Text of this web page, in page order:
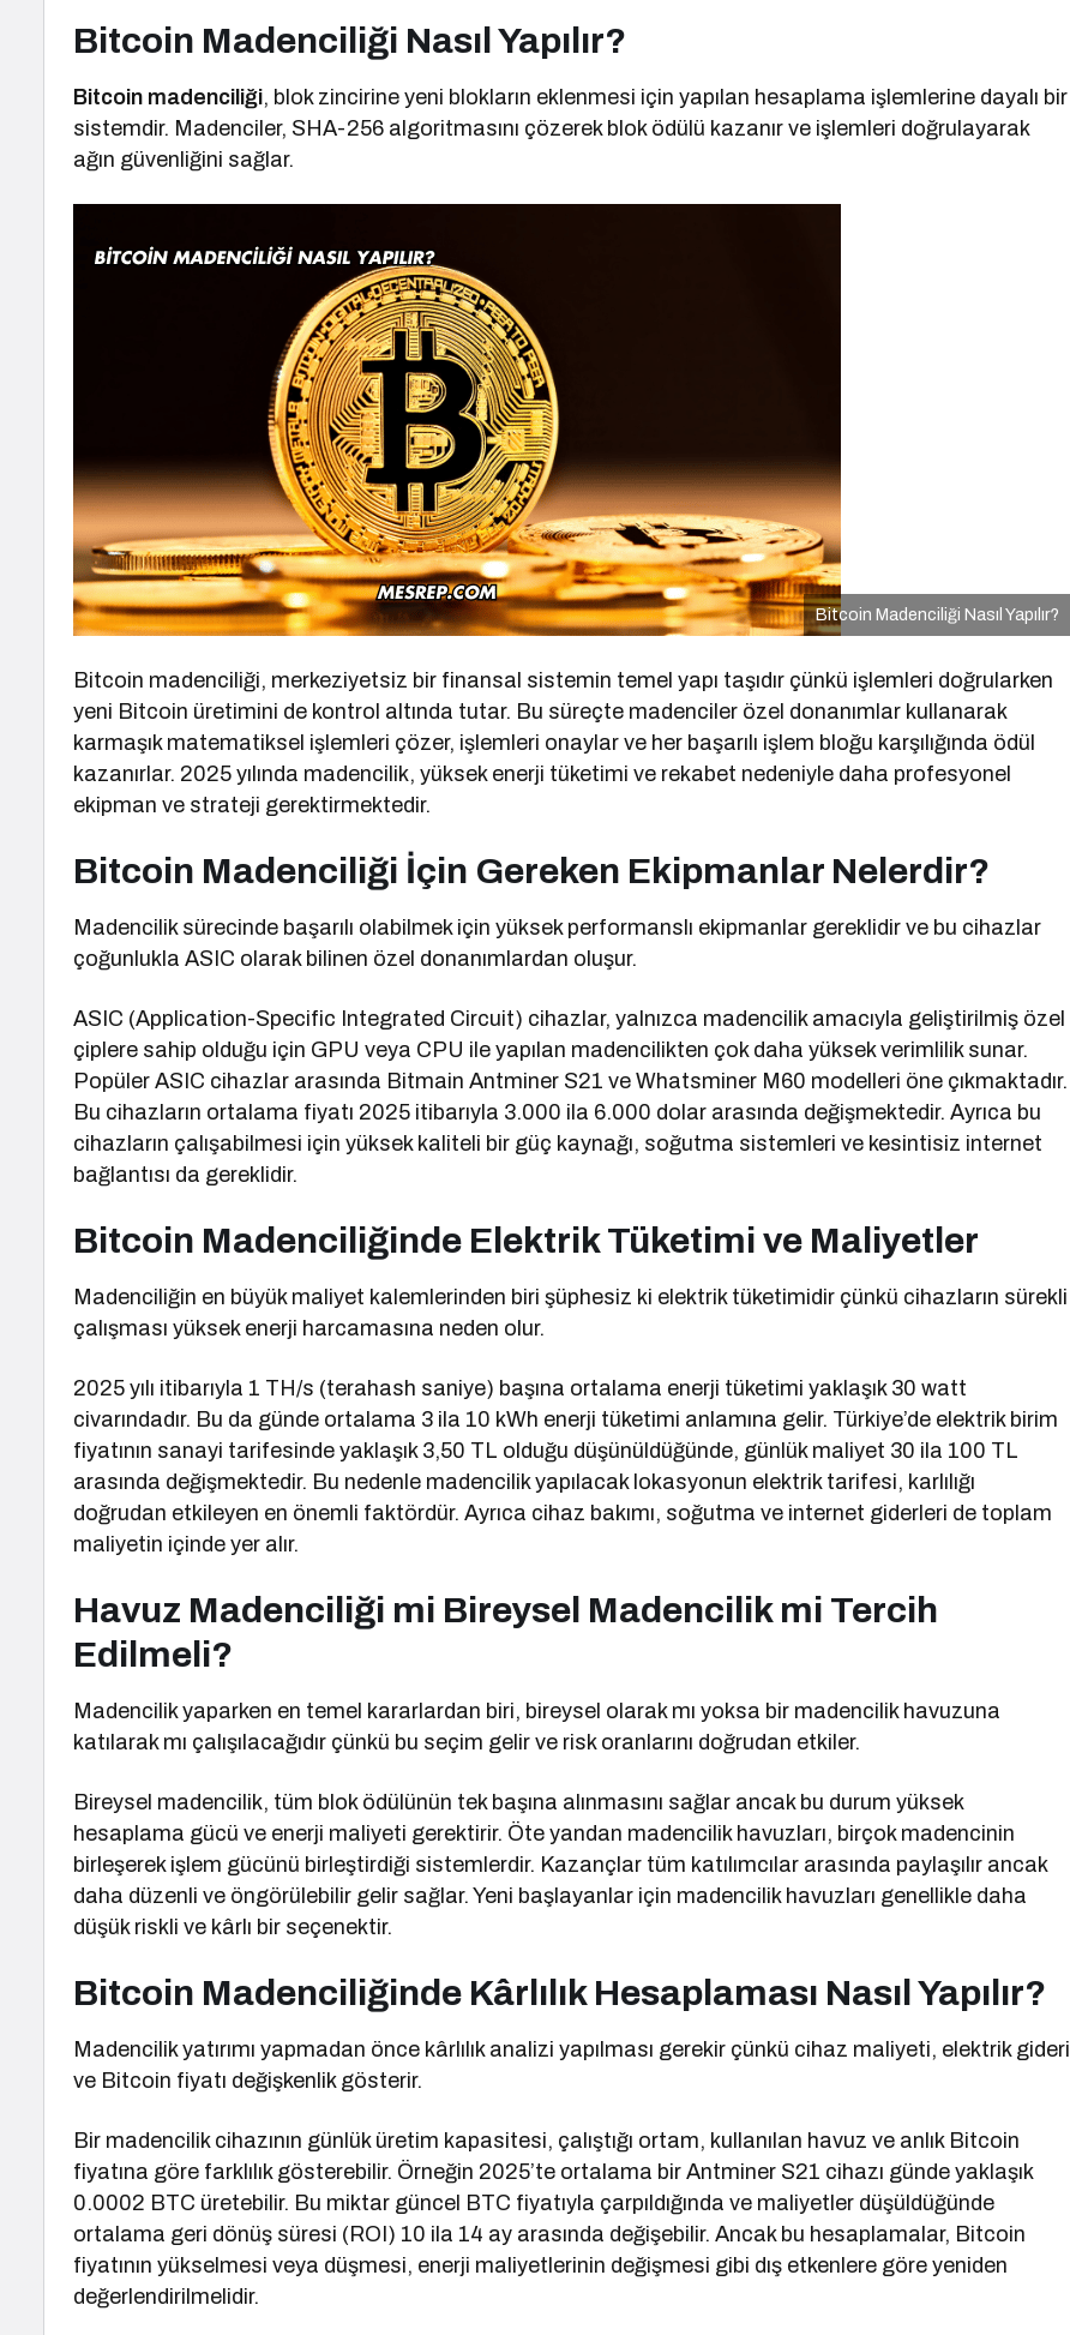
Bitcoin Madenciliği Nasıl Yapılır?
Bitcoin madenciliği, blok zincirine yeni blokların eklenmesi için yapılan hesaplama işlemlerine dayalı bir
sistemdir. Madenciler, SHA-256 algoritmasını çözerek blok ödülü kazanır ve işlemleri doğrulayarak
ağın güvenliğini sağlar.
Bitcoin Madenciliği Nasıl Yapılır?
Bitcoin madenciliği, merkeziyetsiz bir finansal sistemin temel yapı taşıdır çünkü işlemleri doğrularken
yeni Bitcoin üretimini de kontrol altında tutar. Bu süreçte madenciler özel donanımlar kullanarak
karmaşık matematiksel işlemleri çözer, işlemleri onaylar ve her başarılı işlem bloğu karşılığında ödül
kazanırlar. 2025 yılında madencilik, yüksek enerji tüketimi ve rekabet nedeniyle daha profesyonel
ekipman ve strateji gerektirmektedir.
Bitcoin Madenciliği İçin Gereken Ekipmanlar Nelerdir?
Madencilik sürecinde başarılı olabilmek için yüksek performanslı ekipmanlar gereklidir ve bu cihazlar
çoğunlukla ASIC olarak bilinen özel donanımlardan oluşur.
ASIC (Application-Specific Integrated Circuit) cihazlar, yalnızca madencilik amacıyla geliştirilmiş özel
çiplere sahip olduğu için GPU veya CPU ile yapılan madencilikten çok daha yüksek verimlilik sunar.
Popüler ASIC cihazlar arasında Bitmain Antminer S21 ve Whatsminer M60 modelleri öne çıkmaktadır.
Bu cihazların ortalama fiyatı 2025 itibarıyla 3.000 ila 6.000 dolar arasında değişmektedir. Ayrıca bu
cihazların çalışabilmesi için yüksek kaliteli bir güç kaynağı, soğutma sistemleri ve kesintisiz internet
bağlantısı da gereklidir.
Bitcoin Madenciliğinde Elektrik Tüketimi ve Maliyetler
Madenciliğin en büyük maliyet kalemlerinden biri şüphesiz ki elektrik tüketimidir çünkü cihazların sürekli
çalışması yüksek enerji harcamasına neden olur.
2025 yılı itibarıyla 1 TH/s (terahash saniye) başına ortalama enerji tüketimi yaklaşık 30 watt
civarındadır. Bu da günde ortalama 3 ila 10 kWh enerji tüketimi anlamına gelir. Türkiye’de elektrik birim
fiyatının sanayi tarifesinde yaklaşık 3,50 TL olduğu düşünüldüğünde, günlük maliyet 30 ila 100 TL
arasında değişmektedir. Bu nedenle madencilik yapılacak lokasyonun elektrik tarifesi, karlılığı
doğrudan etkileyen en önemli faktördür. Ayrıca cihaz bakımı, soğutma ve internet giderleri de toplam
maliyetin içinde yer alır.
Havuz Madenciliği mi Bireysel Madencilik mi Tercih
Edilmeli?
Madencilik yaparken en temel kararlardan biri, bireysel olarak mı yoksa bir madencilik havuzuna
katılarak mı çalışılacağıdır çünkü bu seçim gelir ve risk oranlarını doğrudan etkiler.
Bireysel madencilik, tüm blok ödülünün tek başına alınmasını sağlar ancak bu durum yüksek
hesaplama gücü ve enerji maliyeti gerektirir. Öte yandan madencilik havuzları, birçok madencinin
birleşerek işlem gücünü birleştirdiği sistemlerdir. Kazançlar tüm katılımcılar arasında paylaşılır ancak
daha düzenli ve öngörülebilir gelir sağlar. Yeni başlayanlar için madencilik havuzları genellikle daha
düşük riskli ve kârlı bir seçenektir.
Bitcoin Madenciliğinde Kârlılık Hesaplaması Nasıl Yapılır?
Madencilik yatırımı yapmadan önce kârlılık analizi yapılması gerekir çünkü cihaz maliyeti, elektrik gideri
ve Bitcoin fiyatı değişkenlik gösterir.
Bir madencilik cihazının günlük üretim kapasitesi, çalıştığı ortam, kullanılan havuz ve anlık Bitcoin
fiyatına göre farklılık gösterebilir. Örneğin 2025’te ortalama bir Antminer S21 cihazı günde yaklaşık
0.0002 BTC üretebilir. Bu miktar güncel BTC fiyatıyla çarpıldığında ve maliyetler düşüldüğünde
ortalama geri dönüş süresi (ROI) 10 ila 14 ay arasında değişebilir. Ancak bu hesaplamalar, Bitcoin
fiyatının yükselmesi veya düşmesi, enerji maliyetlerinin değişmesi gibi dış etkenlere göre yeniden
değerlendirilmelidir.